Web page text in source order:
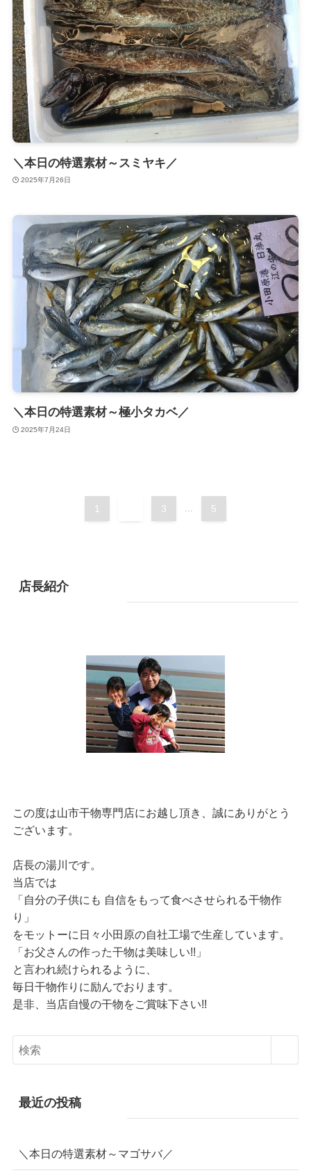
＼本日の特選素材～スミヤキ／
2025年7月26日
＼本日の特選素材～極小タカベ／
2025年7月24日
1 3 ... 5
店長紹介
この度は山市干物専門店にお越し頂き、誠にありがとう
ございます。
店長の湯川です。
当店では
「自分の子供にも 自信をもって食べさせられる干物作
り」
をモットーに日々小田原の自社工場で生産しています。
「お父さんの作った干物は美味しい!!」
と言われ続けられるように、
毎日干物作りに励んでおります。
是非、当店自慢の干物をご賞味下さい!!
最近の投稿
＼本日の特選素材～マゴサバ／